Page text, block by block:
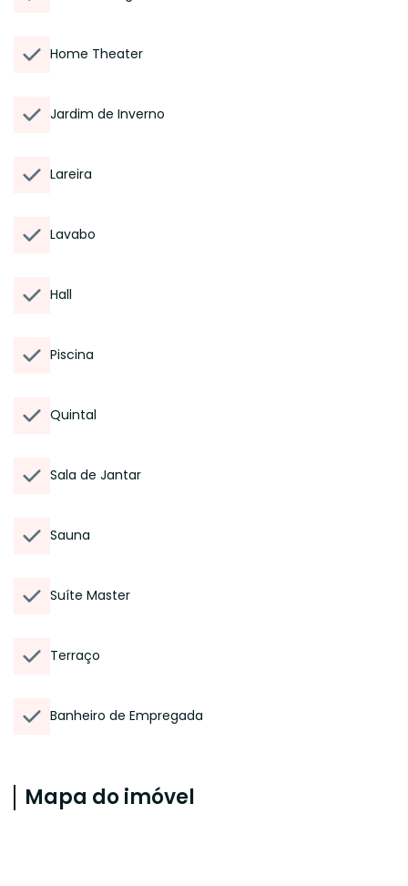
Home Theater
Jardim de Inverno
Lareira
Lavabo
Hall
Piscina
Quintal
Sala de Jantar
Sauna
Suíte Master
Terraço
Banheiro de Empregada
Mapa do imóvel